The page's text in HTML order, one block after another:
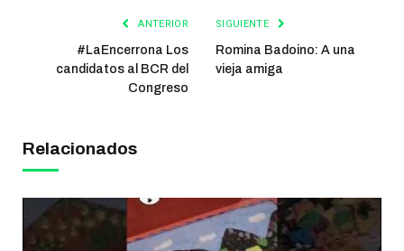
ANTERIOR
#LaEncerrona Los
candidatos al BCR del
Congreso
SIGUIENTE
Romina Badoino: A una
vieja amiga
Relacionados